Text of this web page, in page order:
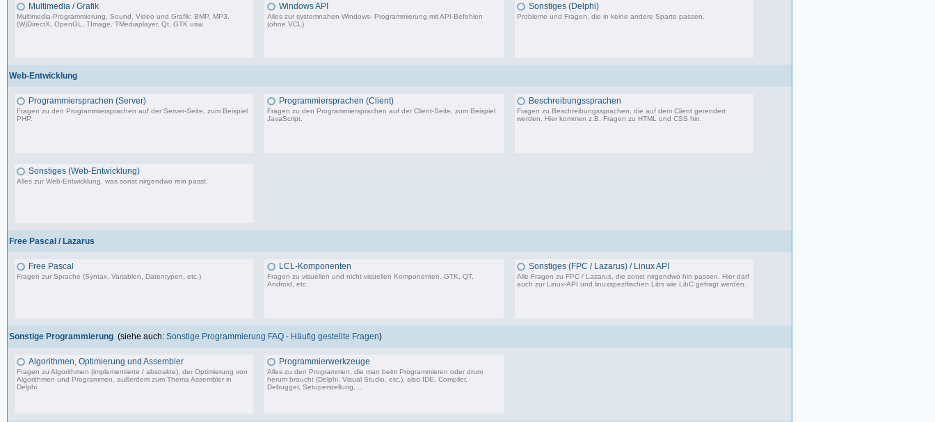
Multimedia / Grafik
Multimedia-Programmierung, Sound, Video und Grafik: BMP, MP3,
(W)DirectX, OpenGL, TImage, TMediaplayer, Qt, GTK usw.
Windows API
Alles zur systemnahen Windows- Programmierung mit API-Befehlen
(ohne VCL).
Sonstiges (Delphi)
Probleme und Fragen, die in keine andere Sparte passen.
Web-Entwicklung
Programmiersprachen (Server)
Fragen zu den Programmiersprachen auf der Server-Seite, zum Beispiel
PHP.
Programmiersprachen (Client)
Fragen zu den Programmiersprachen auf der Client-Seite, zum Beispiel
JavaScript.
Beschreibungssprachen
Fragen zu Beschreibungssprachen, die auf dem Client gerendert
werden. Hier kommen z.B. Fragen zu HTML und CSS hin.
Sonstiges (Web-Entwicklung)
Alles zur Web-Entwicklung, was sonst nirgendwo rein passt.
Free Pascal / Lazarus
Free Pascal
Fragen zur Sprache (Syntax, Variablen, Datentypen, etc.)
LCL-Komponenten
Fragen zu visuellen und nicht-visuellen Komponenten. GTK, QT,
Android, etc.
Sonstiges (FPC / Lazarus) / Linux API
Alle Fragen zu FPC / Lazarus, die sonst nirgendwo hin passen. Hier darf
auch zur Linux-API und linuxspezifischen Libs wie LibC gefragt werden.
Sonstige Programmierung (siehe auch: Sonstige Programmierung FAQ - Häufig gestellte Fragen)
Algorithmen, Optimierung und Assembler
Fragen zu Algorithmen (implementierte / abstrakte), der Optimierung von
Algorithmen und Programmen, außerdem zum Thema Assembler in
Delphi.
Programmierwerkzeuge
Alles zu den Programmen, die man beim Programmieren oder drum
herum braucht (Delphi, Visual Studio, etc.), also IDE, Compiler,
Debugger, Setuperstellung, ...